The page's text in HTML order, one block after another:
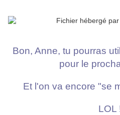
Bon, Anne, tu pourras
pour le
Et l'on va encore "se
LOL